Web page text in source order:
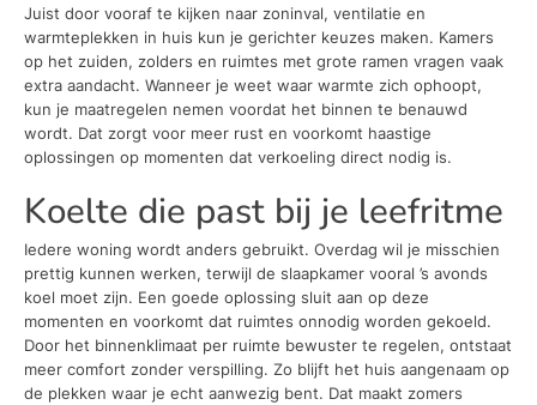
Juist door vooraf te kijken naar zoninval, ventilatie en
warmteplekken in huis kun je gerichter keuzes maken. Kamers
op het zuiden, zolders en ruimtes met grote ramen vragen vaak
extra aandacht. Wanneer je weet waar warmte zich ophoopt,
kun je maatregelen nemen voordat het binnen te benauwd
wordt. Dat zorgt voor meer rust en voorkomt haastige
oplossingen op momenten dat verkoeling direct nodig is.
Koelte die past bij je leefritme
Iedere woning wordt anders gebruikt. Overdag wil je misschien
prettig kunnen werken, terwijl de slaapkamer vooral ’s avonds
koel moet zijn. Een goede oplossing sluit aan op deze
momenten en voorkomt dat ruimtes onnodig worden gekoeld.
Door het binnenklimaat per ruimte bewuster te regelen, ontstaat
meer comfort zonder verspilling. Zo blijft het huis aangenaam op
de plekken waar je echt aanwezig bent. Dat maakt zomers